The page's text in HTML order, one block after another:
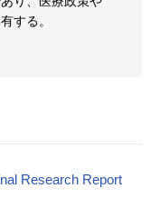
する。
Research Report